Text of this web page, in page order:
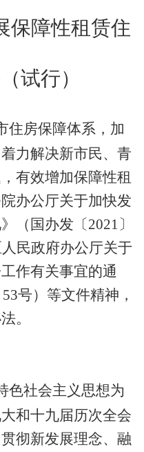
保障性租赁住
试行）
住房保障体系，加
力解决新市民、青
有效增加保障性租
办公厅关于加快发
（国办发〔2021 〕
民政府办公厅关于
作有关事宜的通
53号） 等文件精神，
。
色社会主义思想为
和十九届历次全会
彻新发展理念、 融